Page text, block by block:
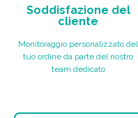
Soddisfazione del
cliente
Monitoraggio personalizzato del
tuo ordine da parte del nostro
team dedicato